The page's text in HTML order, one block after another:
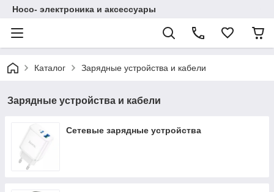
Hoco- электроника и аксессуары
Каталог Зарядные устройства и кабели
Зарядные устройства и кабели
Сетевые зарядные устройства